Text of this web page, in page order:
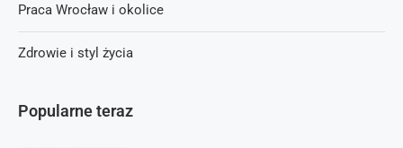
Popularne teraz
Praca Wrocław i okolice
Zdrowie i styl życia